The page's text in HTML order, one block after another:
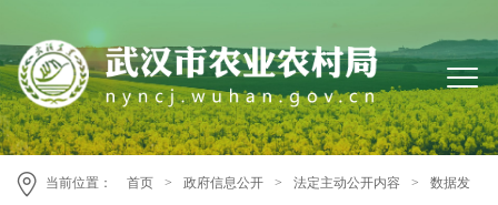
当前位置： 首页 > 政府信息公开 > 法定主动公开内容 > 数据发